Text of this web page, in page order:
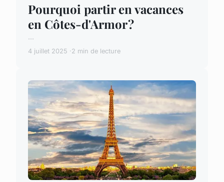
Pourquoi partir en vacances
en Côtes-d'Armor ?
...
4 juillet 2025 2 min de lecture